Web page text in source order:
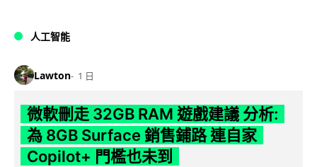
人工智能
Lawton 1 日
微軟刪走 32GB RAM 遊戲建議 分析:
為 8GB Surface 銷售鋪路 連自家
Copilot+ 門檻也未到